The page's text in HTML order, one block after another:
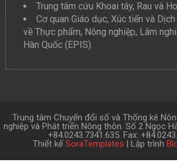
Trung tâm cứu Khoai tây, Rau và
Cơ quan Giáo dục, Xúc tiến và
về Thực phẩm, Nông nghiệp, Lâm
Hàn Quốc (EPIS).
Trung tâm Chuyển đổi số và Thống kê
nghiệp và Phát triển Nông thôn. Số 2 Ngọc
+84.0243.7341.635. Fax:
Thiết kế SoraTemplates | Lập trình